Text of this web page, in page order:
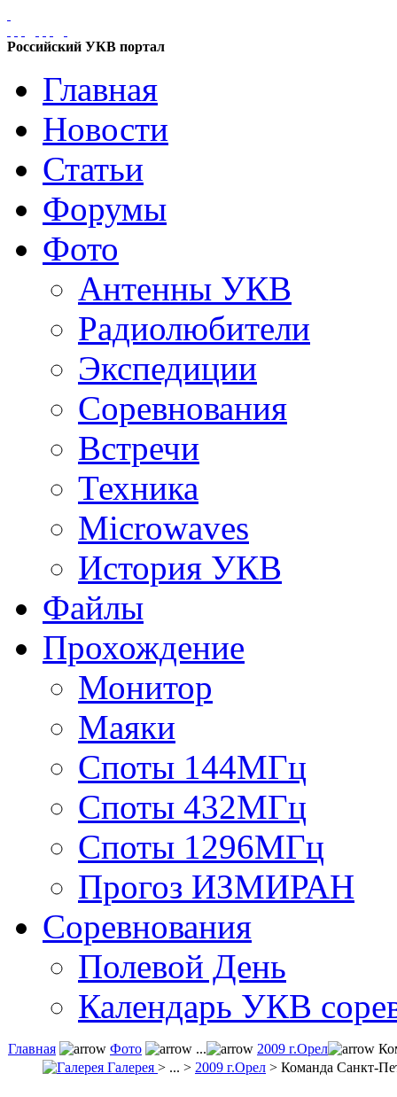
Российский УКВ портал
Главная
Новости
Статьи
Форумы
Фото
Антенны УКВ
Радиолюбители
Экспедиции
Соревнования
Встречи
Техника
Microwaves
История УКВ
Файлы
Прохождение
Монитор
Маяки
Споты 144МГц
Споты 432МГц
Споты 1296МГц
Прогоз ИЗМИРАН
Соревнования
Полевой День
Календарь УКВ
Главная Фото ... 2009 г.Орел
Галерея > ... > 2009 г.Орел > Команда Санкт-